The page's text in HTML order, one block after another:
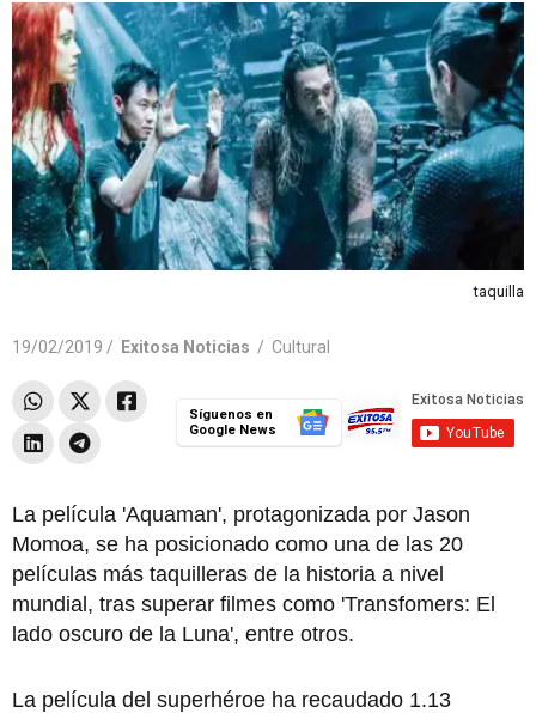
taquilla
19/02/2019 / Exitosa Noticias / Cultural
Síguenos en
Google News
La película 'Aquaman', protagonizada por Jason
Momoa, se ha posicionado como una de las 20
películas más taquilleras de la historia a nivel
mundial, tras superar filmes como 'Transfomers: El
lado oscuro de la Luna', entre otros.
La película del superhéroe ha recaudado 1.13